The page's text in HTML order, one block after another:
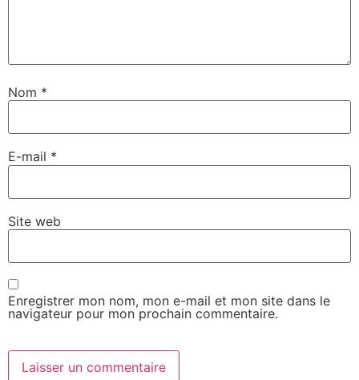
Nom *
E-mail *
Site web
Enregistrer mon nom, mon e-mail et mon site dans le
navigateur pour mon prochain commentaire.